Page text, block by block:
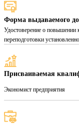
Форма выдаваемого
Удостоверение о повышении
переподготовки
Присваиваемая
Экономист предприятия